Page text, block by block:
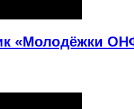
«Молодёжки